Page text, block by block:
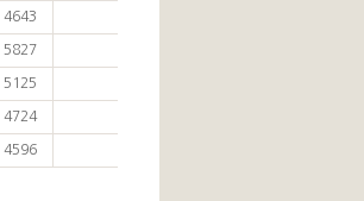
4643
5827
5125
4724
4596